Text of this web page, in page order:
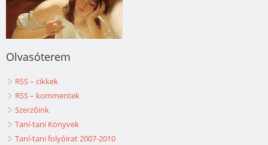
Olvasóterem
RSS – cikkek
RSS – kommentek
Szerzőink
Taní-tani Könyvek
Taní-tani folyóirat 2007-2010